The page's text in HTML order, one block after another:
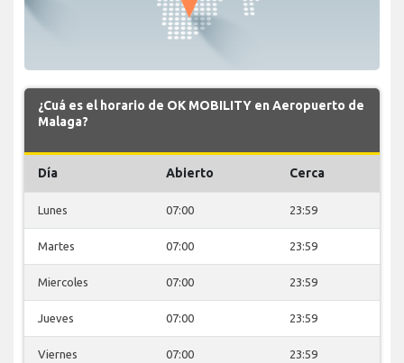
¿Cuá es el horario de OK MOBILITY en Aeropuerto de
Malaga?
Día Abierto Cerca
Lunes 07:00 23:59
Martes 07:00 23:59
Miercoles 07:00 23:59
Jueves 07:00 23:59
Viernes 07:00 23:59